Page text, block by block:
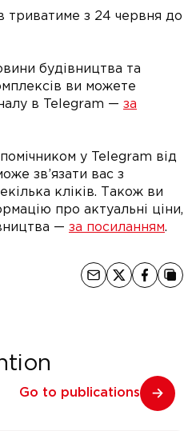
триватиме з 24 червня до
будівництва та
ви можете
в Telegram — за
у Telegram від
зв’язати вас з
кліків. Також ви
про актуальні ціни,
— за посиланням.
Go to publications